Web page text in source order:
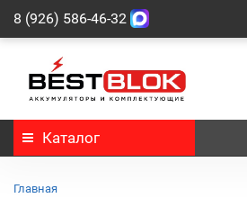
8 (926) 586-46-32
Каталог
Главная